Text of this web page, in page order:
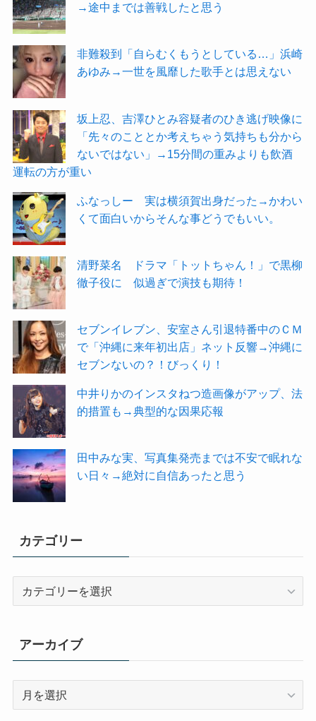
→途中までは善戦したと思う
非難殺到「自らむくもうとしている…」浜崎
あゆみ→一世を風靡した歌手とは思えない
坂上忍、吉澤ひとみ容疑者のひき逃げ映像に
「先々のこととか考えちゃう気持ちも分から
ないではない」→15分間の重みよりも飲酒
運転の方が重い
ふなっしー 実は横須賀出身だった→かわい
くて面白いからそんな事どうでもいい。
清野菜名 ドラマ「トットちゃん！」で黒柳
徹子役に 似過ぎで演技も期待！
セブンイレブン、安室さん引退特番中のＣＭ
で「沖縄に来年初出店」ネット反響→沖縄に
セブンないの？！びっくり！
中井りかのインスタねつ造画像がアップ、法
的措置も→典型的な因果応報
田中みな実、写真集発売までは不安で眠れな
い日々→絶対に自信あったと思う
カテゴリー
リ
ー
アーカイブ